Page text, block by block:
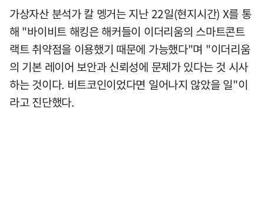
가상자산 분석가 칼 멩거는 지난 22일(현지시간) X를 통
해 "바이비트 해킹은 해커들이 이더리움의 스마트콘트
랙트 취약점을 이용했기 때문에 가능했다"며 "이더리움
의 기본 레이어 보안과 신뢰성에 문제가 있다는 것 시사
하는 것이다. 비트코인이었다면 일어나지 않았을 일"이
라고 진단했다.